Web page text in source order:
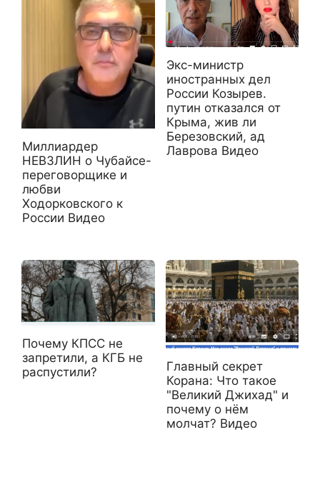
Миллиардер
НЕВЗЛИН о Чубайсе-
переговорщике и
любви
Ходорковского к
России Видео
Экс-министр
иностранных дел
России Козырев.
путин отказался от
Крыма, жив ли
Березовский, ад
Лаврова Видео
Почему КПСС не
запретили, а КГБ не
распустили?
Главный секрет
Корана: Что такое
"Великий Джихад" и
почему о нём
молчат? Видео